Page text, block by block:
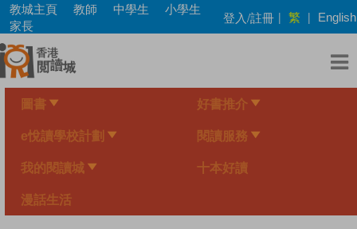
Skip
main
content
教城主頁 教師 中學生
小學生
家長
登入/註冊 | 繁 | English
圖書 好書推介
e悅讀學校計劃 閱讀服務
我的閱讀城 十本好讀
漫話生活